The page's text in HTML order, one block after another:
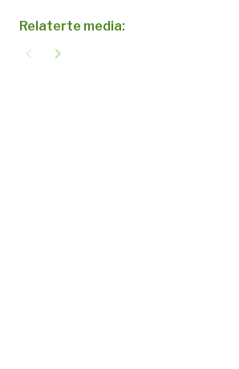
Relaterte media:
navigate_next